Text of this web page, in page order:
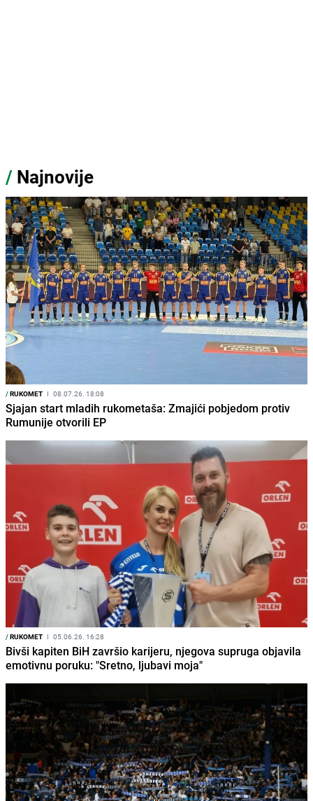
/ Najnovije
/RUKOMET I 08.07.26. 18:08
Sjajan start mladih rukometaša: Zmajići pobjedom protiv
Rumunije otvorili EP
/RUKOMET I 05.06.26. 16:28
Bivši kapiten BiH završio karijeru, njegova supruga objavila
emotivnu poruku: "Sretno, ljubavi moja"